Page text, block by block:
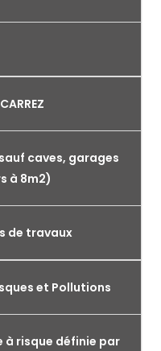
caves, garages
à 8m2)
de travaux
et Pollutions
à risque définie par